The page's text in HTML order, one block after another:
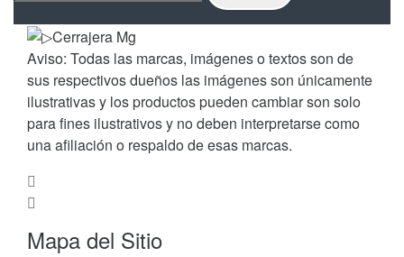
Aviso: Todas las marcas, imágenes o textos son de
sus respectivos dueños las imágenes son únicamente
ilustrativas y los productos pueden cambiar son solo
para fines ilustrativos y no deben interpretarse como
una afiliación o respaldo de esas marcas.
Mapa del Sitio